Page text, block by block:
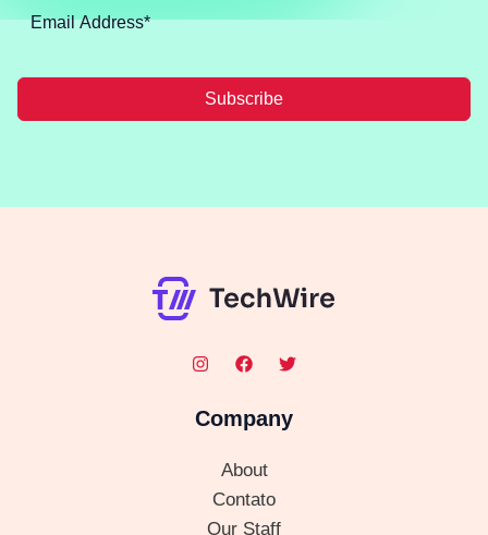
Subscribe
Company
About
Contato
Our Staff